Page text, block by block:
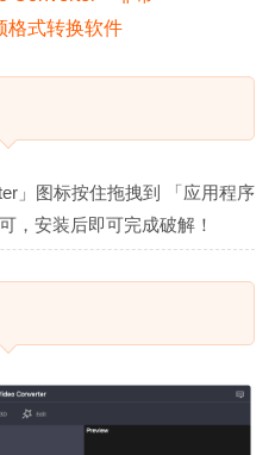
」图标按住拖拽到 「应用程序
，安装后即可完成破解！